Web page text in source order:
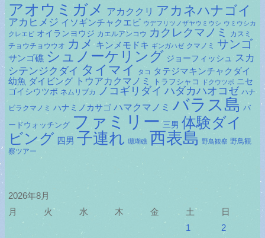
アオウミガメ アカククリ アカネハナゴイ
アカヒメジ イソギンチャクエビ ウデフリツノザヤウミウシ ウミウシカ
クレエビ オイランヨウジ カエルアンコウ カクレクマノミ
カスミ
チョウチョウウオ カメ キンメモドキ ギンガハゼ クマノミ サンゴ
サンゴ礁 シュノーケリング ジョーフィッシュ
スカ
シテンジクダイ タイマイ タコ
タテジマキンチャクダイ
幼魚 ダイビング トウアカクマノミ トラフシャコ ドクウツボ
ニセ
ゴイシウツボ ネムリブカ ノコギリダイ ハダカハオコゼ ハナ
ビラクマノミ ハナミノカサゴ ハマクマノミ バラス島 バ
ードウォッチング ファミリー 三男 体験ダイ
ビング 四男 子連れ 珊瑚礁 西表島 野鳥観察 野鳥観
察ツアー
2026年8月
月
火 水 木 金 土
日
1
2